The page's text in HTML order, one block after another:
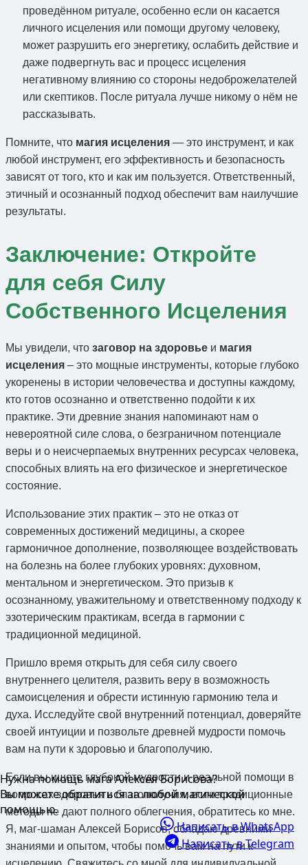
Нужна помощь мага Алексея Борисова?
Вы можете обратиться за любой магической
помощью.
Написать в WhatsApp
Написать в Telegram
проведённом ритуале, особенно если он касается
личного исцеления или помощи другому человеку,
может разрушить его энергетику, ослабить действие и
даже подвергнуть вас и процесс исцеления
негативному влиянию со стороны недоброжелателей
или скептиков. После ритуала лучше никому о нём не
рассказывать.
Помните, что магия исцеления — это инструмент, и как
любой инструмент, его эффективность и безопасность
зависят от того, кто и как им пользуется. Ответственный,
этичный и осознанный подход обеспечит вам наилучшие
результаты.
Заключение: Откройте
для себя Силу
Собственного Исцеления
Мы увидели, что заговор на здоровье и магия
исцеления – это мощные инструменты, которые глубоко
укоренены в истории человечества и доступны каждому,
кто готов осознанно и ответственно подойти к их
практике. Эти древние знания напоминают нам о
невероятной силе слова, о безграничном потенциале
веры и о неисчерпаемых внутренних ресурсах человека,
способных влиять на его физическое и энергетическое
состояние.
Использование этих практик – это не отказ от
современных достижений медицины, а скорее
гармоничное дополнение, позволяющее воздействовать
на болезнь на более глубоких уровнях: духовном,
ментальном и энергетическом. Это призыв к
осознанному, уважительному и ответственному подходу к
эзотерическим практикам, всегда в гармонии с
традиционной медициной.
Пришло время открыть для себя силу своего
внутреннего целителя, развить веру в возможность
самоисцеления и обрести истинную гармонию тела и
духа. Исследуйте свой внутренний потенциал, доверяйте
своей интуиции и позвольте древней мудрости помочь
вам на пути к здоровью и благополучию.
Если вы ищете глубокой мудрости и реальной помощи в
вопросах здоровья и благополучия, если традиционные
методы не дают полного облегчения, обратитесь ко мне.
Я, маг-шаман Алексей Борисов, обладаю древними
знаниями и опытом, чтобы помочь вам на пути к